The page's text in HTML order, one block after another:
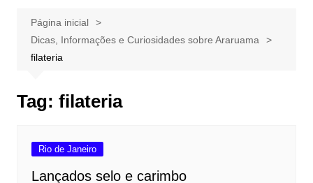
Página inicial
Dicas, Informações e Curiosidades sobre Araruama
filateria
Tag: filateria
Rio de Janeiro
Lançados selo e carimbo